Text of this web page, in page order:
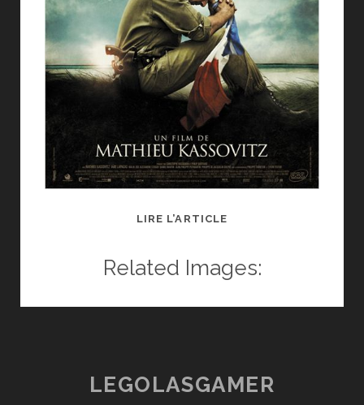
LIRE L’ARTICLECRITIQUE
L’ORDRE
Related Images:
LEGOLASGAMER